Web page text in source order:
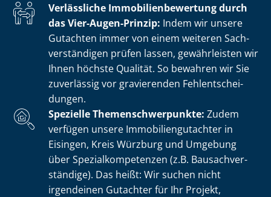
Verlässliche Im­mo­bi­li­en­be­wer­tung durch
das Vier-Augen-Prinzip: Indem wir unsere
Gutachten immer von einem weiteren Sach­
ver­stän­di­gen prüfen lassen, gewährleisten wir
Ihnen höchste Qualität. So bewahren wir Sie
zuverlässig vor gravierenden Fehl­ent­schei­
dun­gen.
Spezielle The­men­schwer­punk­te: Zudem
verfügen unsere Im­mo­bi­li­en­gut­ach­ter in
Eisingen, Kreis Würzburg und Umgebung
über Spe­zi­al­kom­pe­ten­zen (z.B. Bau­sach­ver­
stän­di­ge). Das heißt: Wir suchen nicht
irgendeinen Gutachter für Ihr Projekt,